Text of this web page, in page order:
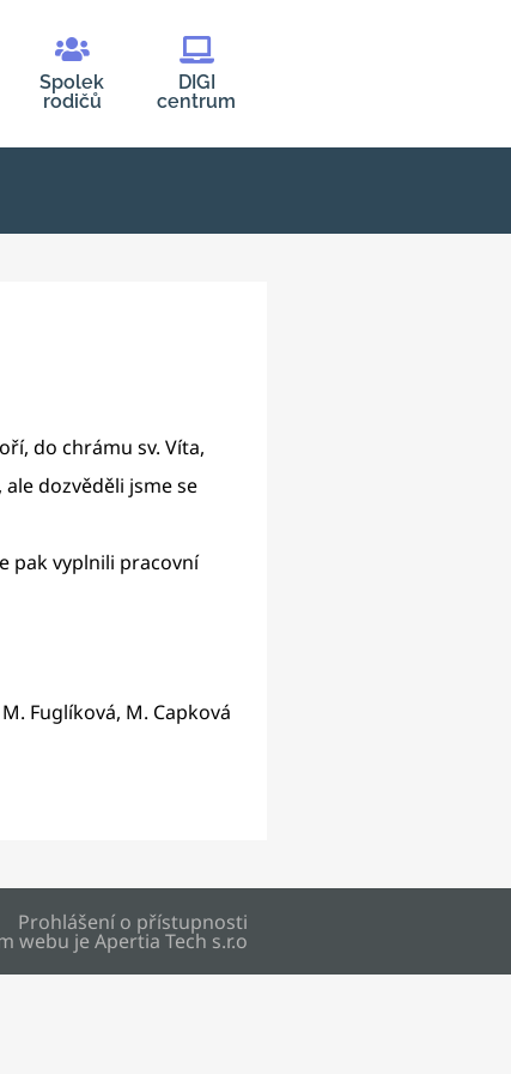
Spolek
rodičů
DIGI
centrum
do chrámu sv. Víta,
dozvěděli jsme se
pak vyplnili pracovní
M. Fuglíková, M. Capková
Prohlášení o přístupnosti
webu jeApertia Tech s.r.o